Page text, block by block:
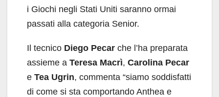
i Giochi negli Stati Uniti saranno ormai
passati alla categoria Senior.
Il tecnico Diego Pecar che l’ha preparata
assieme a Teresa Macrì, Carolina Pecar
e Tea Ugrin, commenta “siamo soddisfatti
di come si sta comportando Anthea e